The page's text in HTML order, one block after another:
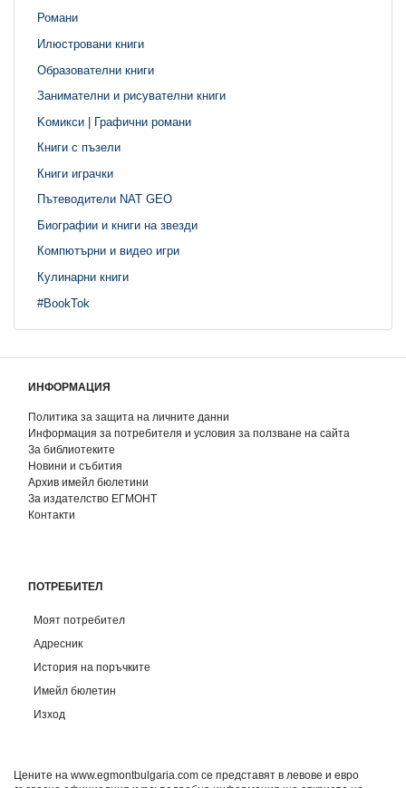
Романи
Илюстровани книги
Образователни книги
Занимателни и рисувателни книги
Kомикси | Графични романи
Книги с пъзели
Книги играчки
Пътеводители NAT GEO
Биографии и книги на звезди
Компютърни и видео игри
Кулинарни книги
#BookTok
ИНФОРМАЦИЯ
Политика за защита на личните данни
Информация за потребителя и условия за ползване на сайта
За библиотеките
Новини и събития
Архив имейл бюлетини
За издателство ЕГМОНТ
Контакти
ПОТРЕБИТЕЛ
Моят потребител
Адресник
История на поръчките
Имейл бюлетин
Изход
Цените на www.egmontbulgaria.com се представят в левове и евро